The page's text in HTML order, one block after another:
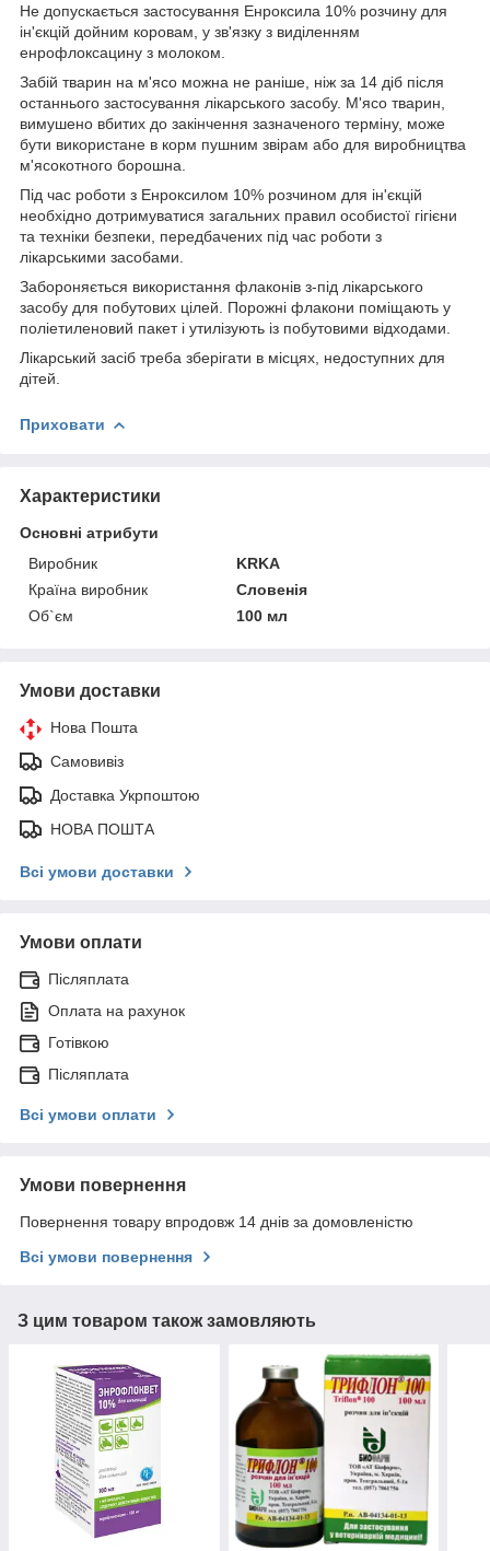
Не допускається застосування Енроксила 10% розчину для
ін'єкцій дойним коровам, у зв'язку з виділенням
енрофлоксацину з молоком.
Забій тварин на м'ясо можна не раніше, ніж за 14 діб після
останнього застосування лікарського засобу. М'ясо тварин,
вимушено вбитих до закінчення зазначеного терміну, може
бути використане в корм пушним звірам або для виробництва
м'ясокотного борошна.
Під час роботи з Енроксилом 10% розчином для ін'єкцій
необхідно дотримуватися загальних правил особистої гігієни
та техніки безпеки, передбачених під час роботи з
лікарськими засобами.
Забороняється використання флаконів з-під лікарського
засобу для побутових цілей. Порожні флакони поміщають у
поліетиленовий пакет і утилізують із побутовими відходами.
Лікарський засіб треба зберігати в місцях, недоступних для
дітей.
Приховати
Характеристики
Основні атрибути
Виробник
KRKA
Країна виробник
Словенія
Об`єм
100 мл
Умови доставки
Нова Пошта
Самовивіз
Доставка Укрпоштою
НОВА ПОШТА
Всі умови доставки
Умови оплати
Післяплата
Оплата на рахунок
Готівкою
Післяплата
Всі умови оплати
Умови повернення
Повернення товару впродовж 14 днів за домовленістю
Всі умови повернення
З цим товаром також замовляють